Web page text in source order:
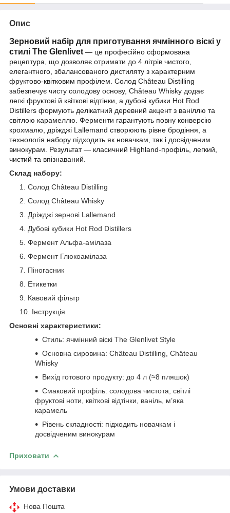
Опис
Зерновий набір для приготування ячмінного віскі у
стилі The Glenlivet — це професійно сформована
рецептура, що дозволяє отримати до 4 літрів чистого,
елегантного, збалансованого дистиляту з характерним
фруктово-квітковим профілем. Солод Château Distilling
забезпечує чисту солодову основу, Château Whisky додає
легкі фруктові й квіткові відтінки, а дубові кубики Hot Rod
Distillers формують делікатний деревний акцент з ваніллю та
світлою карамеллю. Ферменти гарантують повну конверсію
крохмалю, дріжджі Lallemand створюють рівне бродіння, а
технологія набору підходить як новачкам, так і досвідченим
винокурам. Результат — класичний Highland-профіль, легкий,
чистий та впізнаваний.
Склад набору:
Солод Château Distilling
Солод Château Whisky
Дріжджі зернові Lallemand
Дубові кубики Hot Rod Distillers
Фермент Альфа-амілаза
Фермент Глюкоамілаза
Піногасник
Етикетки
Кавовий фільтр
Інструкція
Основні характеристики:
Стиль: ячмінний віскі The Glenlivet Style
Основна сировина: Château Distilling, Château
Whisky
Вихід готового продукту: до 4 л (≈8 пляшок)
Смаковий профіль: солодова чистота, світлі
фруктові ноти, квіткові відтінки, ваніль, м’яка
карамель
Рівень складності: підходить новачкам і
досвідченим винокурам
Приховати
Умови доставки
Нова Пошта